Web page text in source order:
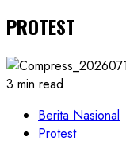
PROTEST
3 min read
Berita Nasional
Protest